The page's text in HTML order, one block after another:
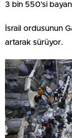
3 bin 550’si
İsrail ordusunun
artarak sürüyor.